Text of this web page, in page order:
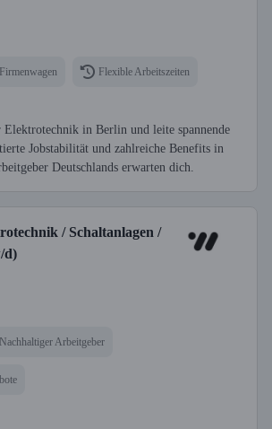
Firmenwagen Flexible Arbeitszeiten
in Berlin und leite spannende
Jobstabilität und zahlreiche Benefits in
Deutschlands erwarten dich.
/ Schaltanlagen /
d)
Nachhaltiger Arbeitgeber